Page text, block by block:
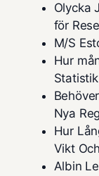
Olycka
för
M/S
Hur
Statistik
Nya
Hur
Vikt
Albin